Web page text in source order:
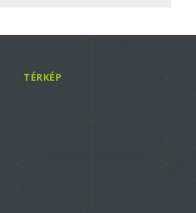
TÉRKÉP